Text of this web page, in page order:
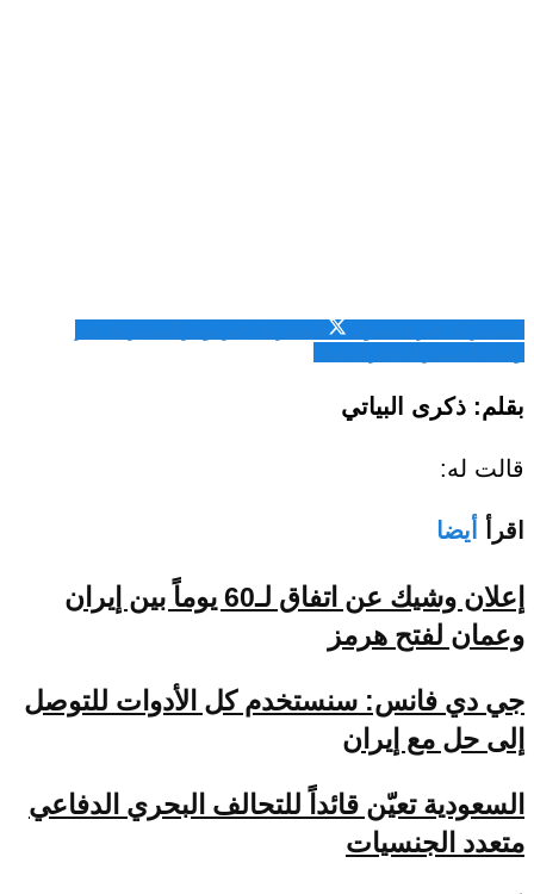
المشاركة عبر تويتر
بقلم: ذكرى البياتي
قالت له:
اقرأ أيضا
إعلان وشيك عن اتفاق لـ60 يوماً بين إيران
وعمان لفتح هرمز
جي دي فانس: سنستخدم كل الأدوات للتوصل
إلى حل مع إيران
السعودية تعيّن قائداً للتحالف البحري الدفاعي
متعدد الجنسيات